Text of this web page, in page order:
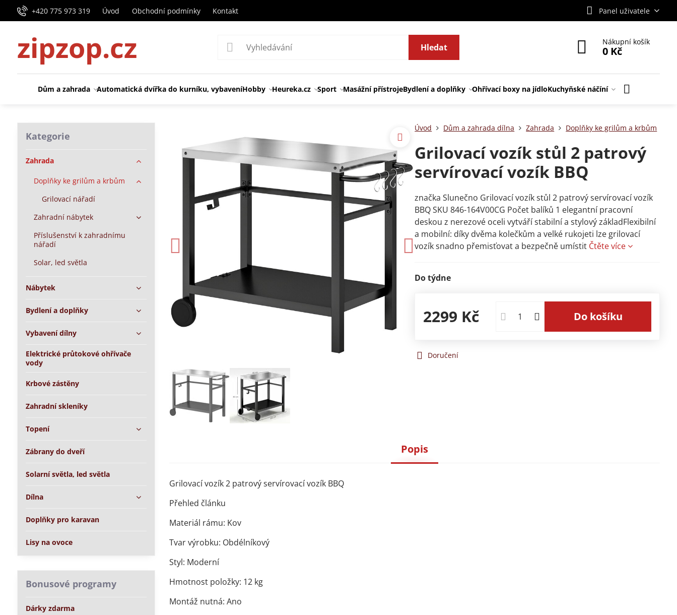
+420 775 973 319 Úvod Obchodní podmínky Kontakt Panel uživatele
zipzop.cz Hledat
Nákupní košík
0 Kč
Dům a zahrada Automatická dvířka do kurníku, vybaveníHobby Heureka.cz Sport Masážní přístrojeBydlení a doplňky Ohřívací boxy na jídloKuchyňské náčíní
Úvod Dům a zahrada dílna Zahrada Doplňky ke grilům a krbům
Grilovací vozík stůl 2 patrový
servírovací vozík BBQ
značka Slunečno Grilovací vozík stůl 2 patrový servírovací vozík
BBQ SKU 846-164V00CG Počet balíků 1 elegantní pracovní
deskou z nerezové oceli vytváří stabilní a stylový základFlexibilní
a mobilní: díky dvěma kolečkům a velké rukojeti lze grilovací
vozík snadno přemisťovat a bezpečně umístit Čtěte více
Do týdne
2299 Kč Do košíku
Doručení
Popis
Grilovací vozík 2 patrový servírovací vozík BBQ
Přehled článku
Materiál rámu: Kov
Tvar výrobku: Obdélníkový
Styl: Moderní
Hmotnost položky: 12 kg
Montáž nutná: Ano
Kategorie
Zahrada
Doplňky ke grilům a krbům
Grilovací nářadí
Zahradní nábytek
Příslušenství k zahradnímu
nářadí
Solar, led světla
Nábytek
Bydlení a doplňky
Vybavení dílny
Elektrické průtokové ohřívače
vody
Krbové zástěny
Zahradní skleníky
Topení
Zábrany do dveří
Solarní světla, led světla
Dílna
Doplňky pro karavan
Lisy na ovoce
Bonusové programy
Dárky zdarma